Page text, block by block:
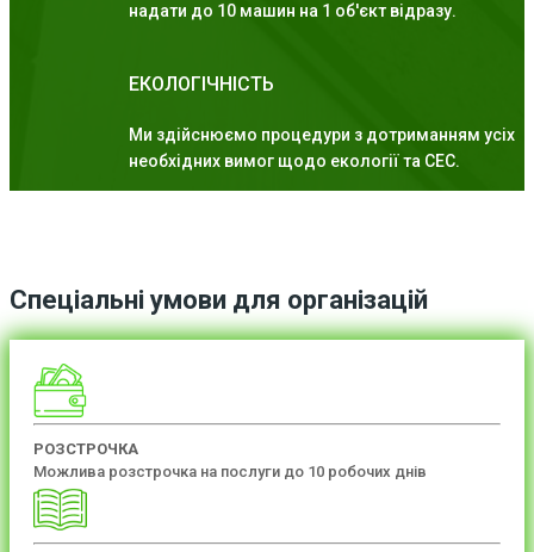
надати до 10 машин на 1 об'єкт відразу.
ЕКОЛОГІЧНІСТЬ
Ми здійснюємо процедури з дотриманням усіх
необхідних вимог щодо екології та СЕС.
Спеціальні умови для організацій
РОЗСТРОЧКА
Можлива розстрочка на послуги до 10 робочих днів